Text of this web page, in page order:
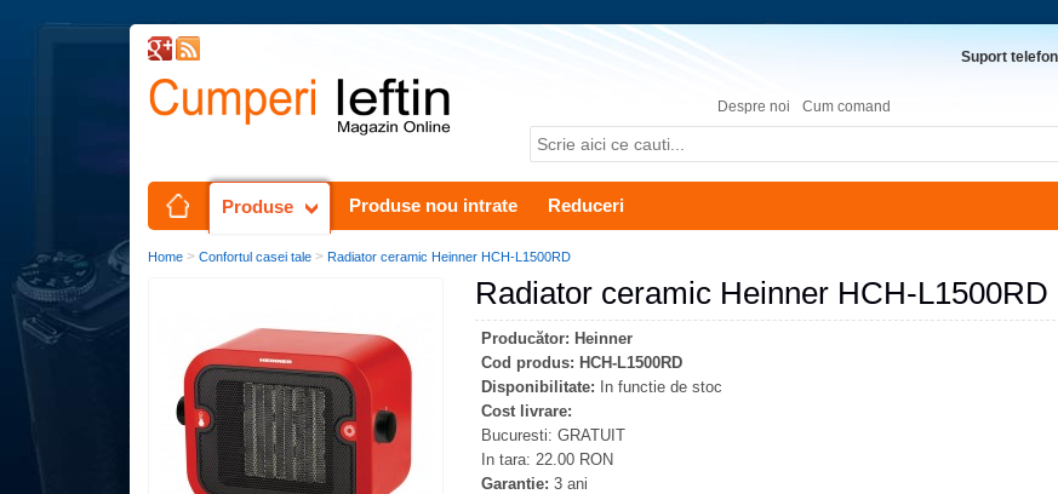
Suport
Despre noi Cum comand
Produse Produse nou intrate Reduceri
Home > Confortul casei tale > Radiator ceramic Heinner HCH-L1500RD
Radiator ceramic Heinner HCH-L1500RD
Producător: Heinner
Cod produs: HCH-L1500RD
Disponibilitate: In functie de stoc
Cost livrare:
Bucuresti: GRATUIT
In tara: 22.00 RON
Garantie: 3 ani